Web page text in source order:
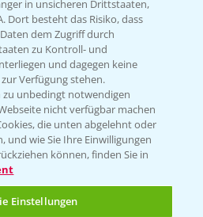
-
Winterweizen und
in unsicheren Drittstaaten,
Dort besteht das Risiko, dass
dem Zugriff durch
zu Kontroll- und
und dagegen keine
Verfügung stehen.
unbedingt notwendigen
nicht verfügbar machen
die unten abgelehnt oder
und wie Sie Ihre Einwilligungen
können, finden Sie in
Einstellungen